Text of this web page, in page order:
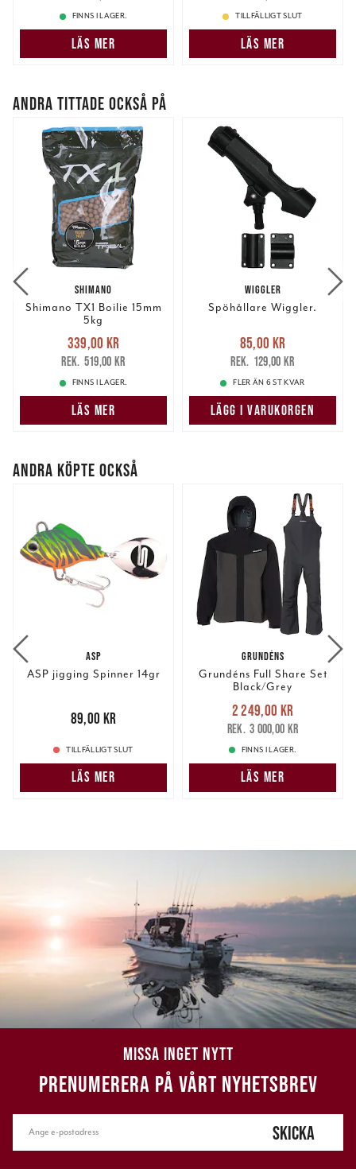
FINNS I LAGER.
LÄS MER
TILLFÄLLIGT SLUT
LÄS MER
ANDRA TITTADE OCKSÅ PÅ
SHIMANO
Shimano TX1 Boilie 15mm
5kg
Nuvarande pris
339,00 krTidigare pris
519,00 kr
339,00 kr
519,00 kr
FINNS I LAGER.
LÄS MER
WIGGLER
Spöhållare Wiggler.
Nuvarande pris
85,00 krTidigare pris
129,00 kr
85,00 kr
129,00 kr
FLER ÄN 6 ST KVAR
LÄGG I VARUKORGEN
ANDRA KÖPTE OCKSÅ
ASP
ASP jigging Spinner 14gr
89,00 kr
89,00 kr
TILLFÄLLIGT SLUT
LÄS MER
GRUNDÉNS
Grundéns Full Share Set
Black/Grey
Nuvarande pris
2 249,00 krTidigare pris
3 000,00 kr
2 249,00 kr
3 000,00 kr
FINNS I LAGER.
LÄS MER
MISSA INGET NYTT
PRENUMERERA PÅ VÅRT NYHETSBREV
SKICKA